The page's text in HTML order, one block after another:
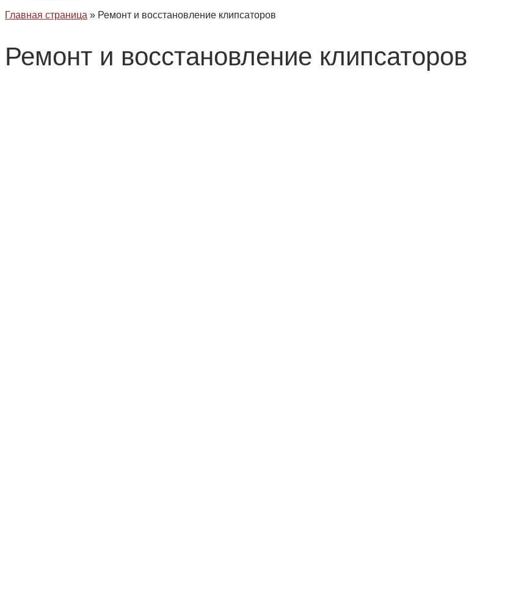
Главная страница » Ремонт и восстановление клипсаторов
Ремонт и восстановление клипсаторов